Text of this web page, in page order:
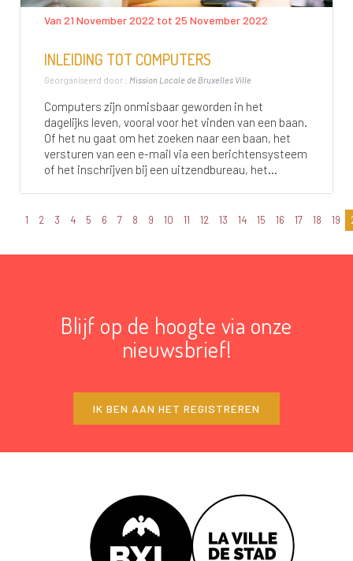
Van 21 November 2022 tot 25 November 2022
INLEIDING TOT COMPUTERS
Georganiseerd door : Mission Locale de Bruxelles Ville
Computers zijn onmisbaar geworden in het
dagelijks leven, vooral voor het vinden van een baan.
Of het nu gaat om het zoeken naar een baan, het
versturen van een e-mail via een berichtensysteem
of het inschrijven bij een uitzendbureau, het...
1 2 3 4 5 6 7 8 9 10 11 12 13 14 15 16 17 18 19
Blijf op de hoogte via onze
nieuwsbrief!
IK BEN AAN HET REGISTREREN